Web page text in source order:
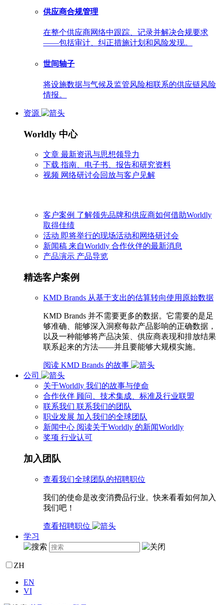
供应商合规管理
在整个供应商网络中跟踪、记录并解决合规要求
——包括审计、纠正措施计划和风险发现。
世间轴子
将设施数据与气候及监管风险相联系的供应链风险
情报。
资源
Worldly 中心
文章 最新资讯与思想领导力
下载 指南、电子书、报告和研究资料
视频 网络研讨会回放与客户见解
客户案例 了解领先品牌和供应商如何借助Worldly
取得佳绩
活动 即将举行的现场活动和网络研讨会
新闻稿 来自Worldly 合作伙伴的最新消息
产品演示 产品导览
精选客户案例
KMD Brands 从基于支出的估算转向使用原始数据
KMD Brands 并不需要更多的数据。它需要的是足
够准确、能够深入洞察每款产品影响的正确数据，
以及一种能够将产品决策、供应商表现和排放结果
联系起来的方法——并且要能够大规模实施。
阅读 KMD Brands 的故事
公司
关于Worldly 我们的故事与使命
合作伙伴 顾问、技术集成、标准及行业联盟
联系我们 联系我们的团队
职业发展 加入我们的全球团队
新闻中心 阅读关于Worldly 的新闻Worldly
奖项 行业认可
加入团队
查看我们全球团队的招聘职位
我们的使命是改变消费品行业。快来看看如何加入
我们吧！
查看招聘职位
学习
ZH
EN
VI